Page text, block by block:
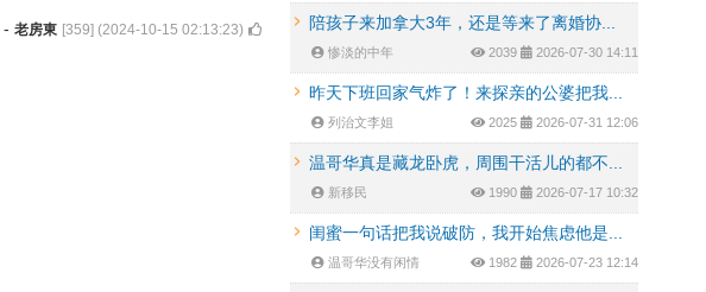
- 老房東 [359] (2024-10-15 02:13:23)
陪孩子来加拿大3年，还是等来了离婚协...
惨淡的中年 2039 2026-07-30 14:11
昨天下班回家气炸了！来探亲的公婆把我...
列治文李姐 2025 2026-07-31 12:06
温哥华真是藏龙卧虎，周围干活儿的都不...
新移民 1990 2026-07-17 10:32
闺蜜一句话把我说破防，我开始焦虑他是...
温哥华没有闲情 1982 2026-07-23 12:14